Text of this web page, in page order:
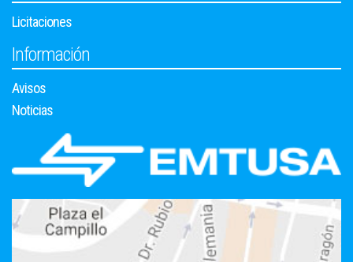
Licitaciones
Información
Avisos
Noticias